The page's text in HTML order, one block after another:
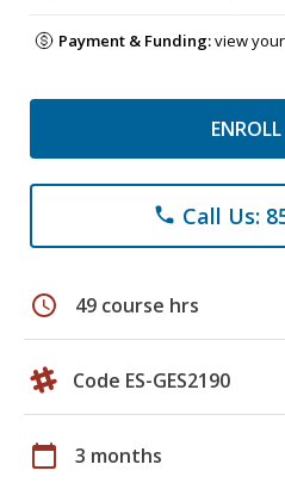
Payment & Funding:view
phone Call Us:
schedule 49 course hrs
Code ES-GES2190
calendar_today 3 months